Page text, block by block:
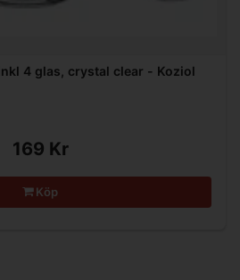
4 glas, crystal clear - Koziol
169 Kr
Köp